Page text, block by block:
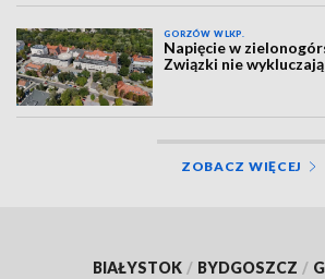
GORZÓW WLKP.
Napięcie w
Związki nie
ZOBACZ WIĘCEJ
BIAŁYSTOK / BYDGOSZCZ /